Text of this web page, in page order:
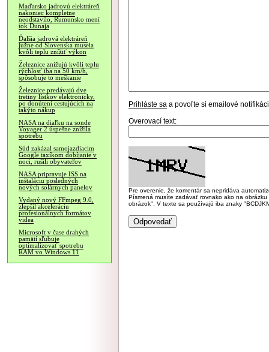
Maďarsko jadrovú elektráreň
nakoniec kompletne
neodstavilo, Rumunsko mení
tok Dunaja
Ďalšia jadrová elektráreň
južne od Slovenska musela
kvôli teplu znížiť výkon
Železnice znižujú kvôli teplu
rýchlosť iba na 50 km/h,
spôsobuje to meškanie
Železnice predávajú dve
tretiny lístkov elektronicky,
po donútení cestujúcich na
takýto nákup
NASA na diaľku na sonde
Voyager 2 úspešne znížila
spotrebu
Súd zakázal samojazdiacim
Google taxíkom dobíjanie v
noci, rušili obyvateľov
NASA pripravuje ISS na
inštaláciu posledných
nových solárnych panelov
Vydaný nový FFmpeg 9.0,
zlepšil akceleráciu
profesionálnych formátov
videa
Microsoft v čase drahých
pamätí sľubuje
optimalizovať spotrebu
RAM vo Windows 11
Prihláste sa a povoľte si emailové
Overovací text:
Pre overenie, že komentár sa nepridáva
Písmená musíte zadávať rovnako ako na
obrázok". V texte sa používajú iba znaky